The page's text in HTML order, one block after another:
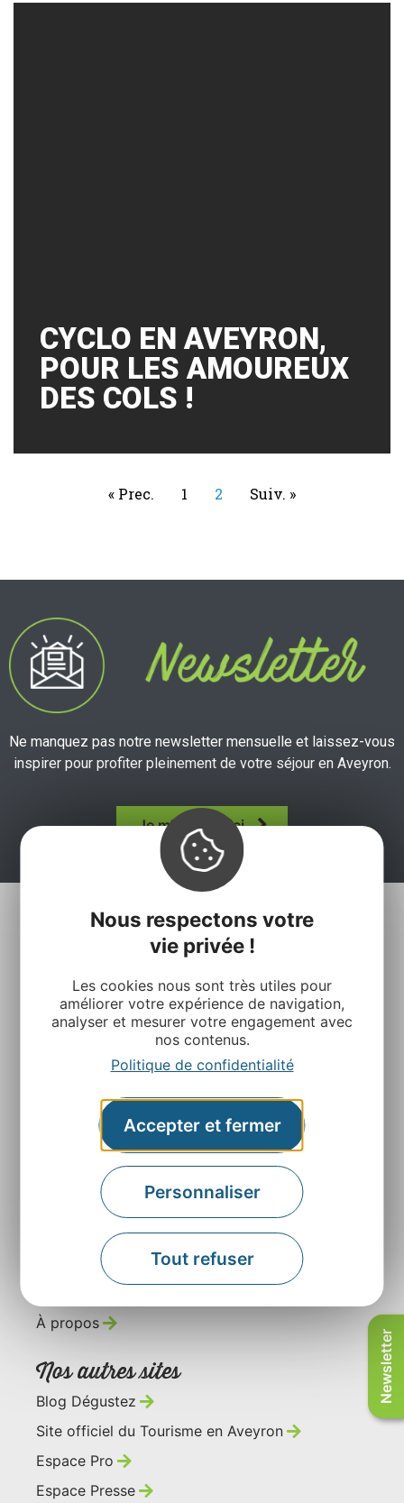
Nous respectons votre
vie privée !
Les cookies nous sont très utiles pour
améliorer votre expérience de navigation,
analyser et mesurer votre engagement avec
nos contenus.
Politique de confidentialité
Accepter et fermer
Personnaliser
Tout refuser
CYCLO EN AVEYRON,
POUR LES AMOUREUX
DES COLS !
« Prec. 1 2 Suiv. »
Ne manquez pas notre newsletter mensuelle et laissez-vous
inspirer pour profiter pleinement de votre séjour en Aveyron.
Je m'abonne ici
Agence Départementale de l’Attractivité et du
Tourisme de l’Aveyron
Contactez-nous
Retrouvez-nous sur
À propos
Nos autres sites
Blog Dégustez
Site officiel du Tourisme en Aveyron
Espace Pro
Espace Presse
Newsletter